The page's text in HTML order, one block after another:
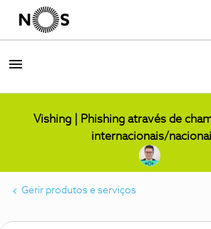
Vishing | Phishing através de
internacionais/
Gerir produtos e serviços